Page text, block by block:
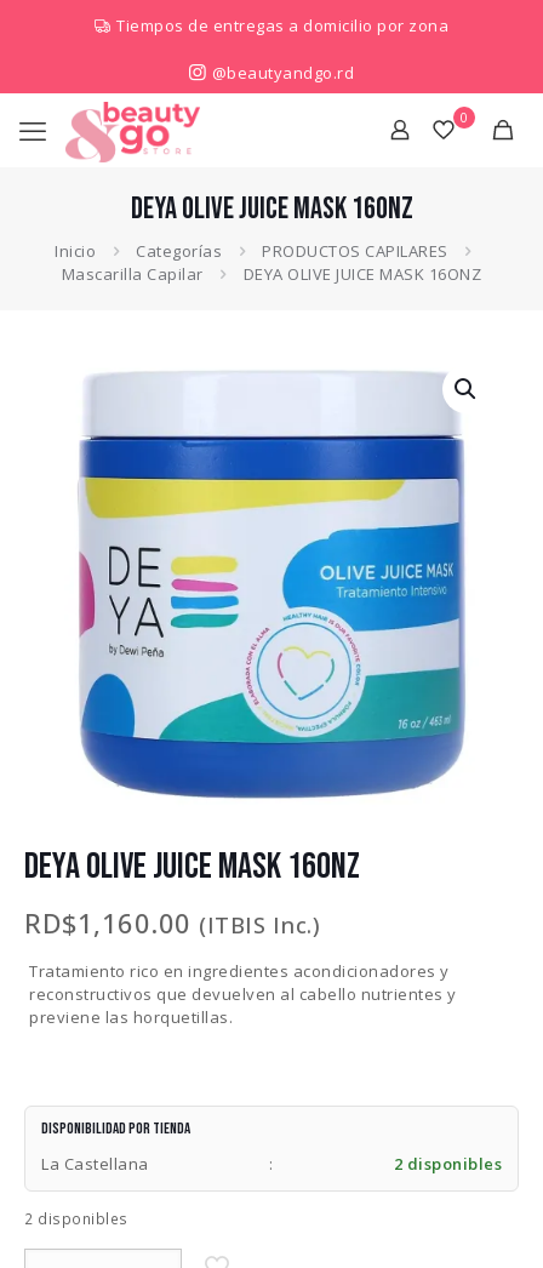
Tiempos de entregas a domicilio por zona
@beautyandgo.rd
0
DEYA OLIVE JUICE MASK 16ONZ
Inicio Categorías
PRODUCTOS CAPILARES
Mascarilla Capilar
DEYA OLIVE JUICE MASK 16ONZ
DEYA OLIVE JUICE MASK 16ONZ
RD$1,160.00 (ITBIS Inc.)
Tratamiento rico en ingredientes acondicionadores y
reconstructivos que devuelven al cabello nutrientes y
previene las horquetillas.
Disponibilidad por tienda
La Castellana : 2 disponibles
2 disponibles